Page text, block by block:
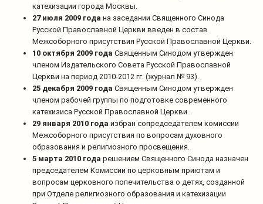
катехизации города Москвы.
27 июля 2009 года на заседании Священного Синода
Русской Православной Церкви введен в состав
Межсоборного присутствия Русской Православной Церкви.
10 октября 2009 года Священным Синодом утвержден
членом Издательского Совета Русской Православной
Церкви на период 2010-2012 гг. (журнал № 93).
25 декабря 2009 года Священным Синодом утвержден
членом рабочей группы по подготовке современного
катехизиса Русской Православной Церкви.
29 января 2010 года избран сопредседателем комиссии
Межсоборного присутствия по вопросам духовного
образования и религиозного просвещения.
5 марта 2010 года решением Священного Синода назначен
председателем Комиссии по церковным приютам и
вопросам церковного попечительства о детях, созданной
при Отделе религиозного образования и катехизации